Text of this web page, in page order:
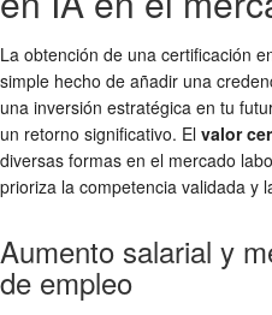
La obtención de una certificación
simple hecho de añadir una
una inversión estratégica en tu
un retorno significativo. El valor
diversas formas en el mercado
prioriza la competencia validada y
Aumento salarial y
de empleo